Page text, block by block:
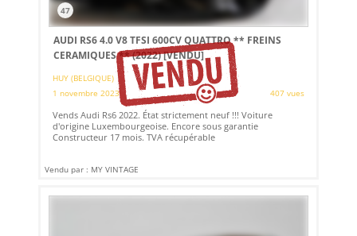
47
AUDI RS6 4.0 V8 TFSI 600CV QUATTRO ** FREINS
CERAMIQUES ** (2022)[VENDU]
HUY (BELGIQUE)
1 novembre 2023
407 vues
Vends Audi Rs6 2022. État strictement neuf !!! Voiture
d'origine Luxembourgeoise. Encore sous garantie
Constructeur 17 mois. TVA récupérable
Vendu par : MY VINTAGE